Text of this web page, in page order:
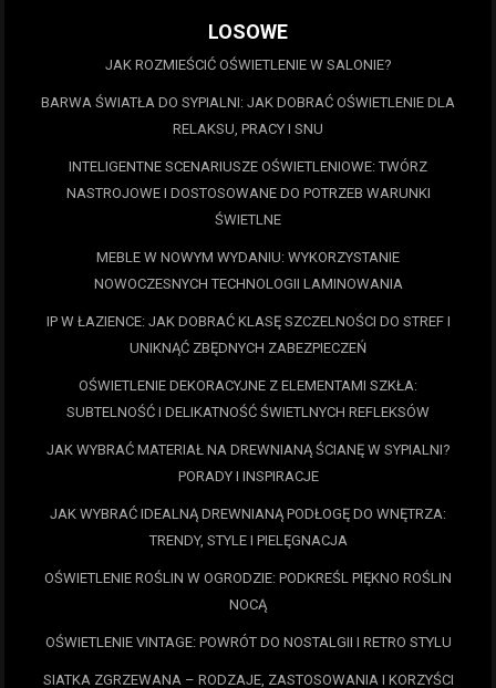
LOSOWE
JAK ROZMIEŚCIĆ OŚWIETLENIE W SALONIE?
BARWA ŚWIATŁA DO SYPIALNI: JAK DOBRAĆ OŚWIETLENIE DLA
RELAKSU, PRACY I SNU
INTELIGENTNE SCENARIUSZE OŚWIETLENIOWE: TWÓRZ
NASTROJOWE I DOSTOSOWANE DO POTRZEB WARUNKI
ŚWIETLNE
MEBLE W NOWYM WYDANIU: WYKORZYSTANIE
NOWOCZESNYCH TECHNOLOGII LAMINOWANIA
IP W ŁAZIENCE: JAK DOBRAĆ KLASĘ SZCZELNOŚCI DO STREF I
UNIKNĄĆ ZBĘDNYCH ZABEZPIECZEŃ
OŚWIETLENIE DEKORACYJNE Z ELEMENTAMI SZKŁA:
SUBTELNOŚĆ I DELIKATNOŚĆ ŚWIETLNYCH REFLEKSÓW
JAK WYBRAĆ MATERIAŁ NA DREWNIANĄ ŚCIANĘ W SYPIALNI?
PORADY I INSPIRACJE
JAK WYBRAĆ IDEALNĄ DREWNIANĄ PODŁOGĘ DO WNĘTRZA:
TRENDY, STYLE I PIELĘGNACJA
OŚWIETLENIE ROŚLIN W OGRODZIE: PODKREŚL PIĘKNO ROŚLIN
NOCĄ
OŚWIETLENIE VINTAGE: POWRÓT DO NOSTALGII I RETRO STYLU
SIATKA ZGRZEWANA – RODZAJE, ZASTOSOWANIA I KORZYŚCI